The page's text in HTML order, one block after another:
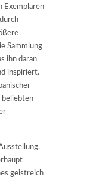
Exemplaren
Sammlung
ihn daran
inspiriert.
beliebten
geistreich